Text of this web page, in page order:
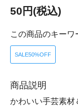
50円(税込)
この商品のキーワ
SALE50%OFF
商品説明
かわいい手芸素材